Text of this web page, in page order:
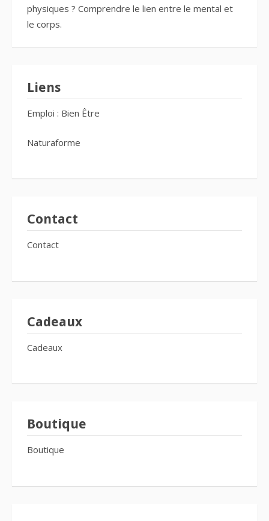
physiques ? Comprendre le lien entre le mental et
le corps.
Liens
Emploi : Bien Être
Naturaforme
Contact
Contact
Cadeaux
Cadeaux
Boutique
Boutique